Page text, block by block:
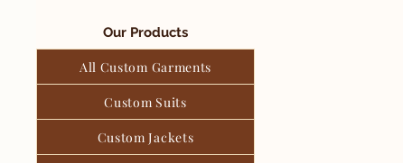
Our Products
All Custom Garments
Custom Suits
Custom Jackets